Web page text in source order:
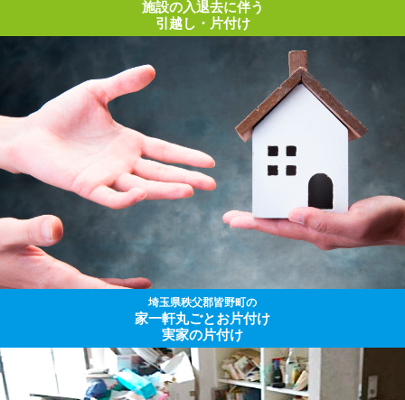
施設の入退去に伴う
引越し・片付け
埼玉県秩父郡皆野町の
家一軒丸ごとお片付け
実家の片付け